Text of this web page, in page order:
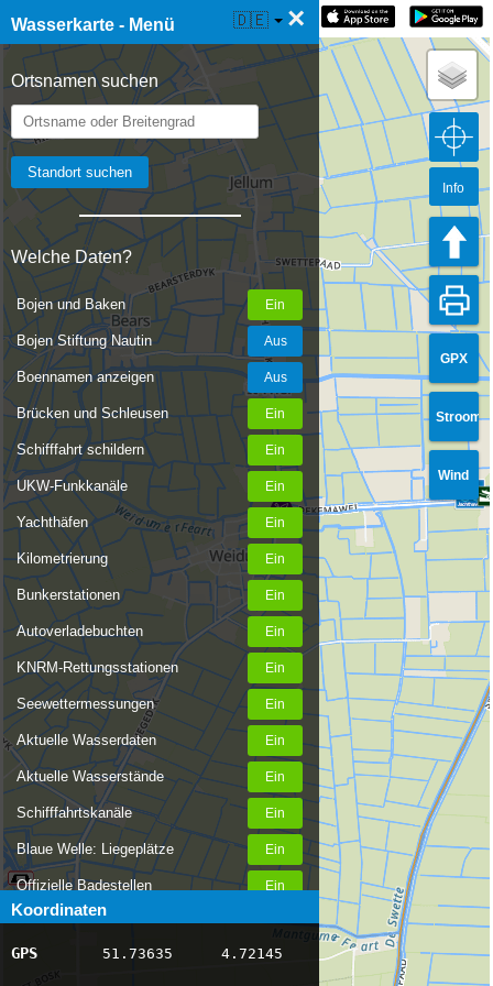
Wasserkarte - Menü ×
Ortsnamen suchen
Welche Daten?
Bojen und Baken
Bojen Stiftung Nautin
Boennamen anzeigen
Brücken und Schleusen
Schifffahrt schildern
UKW-Funkkanäle
Yachthäfen
Kilometrierung
Bunkerstationen
Autoverladebuchten
KNRM-Rettungsstationen
Seewettermessungen
Aktuelle Wasserdaten
Aktuelle Wasserstände
Schifffahrtskanäle
Blaue Welle: Liegeplätze
Offizielle Badestellen
Nachrichten Binnenschifffahrt
AIS-Schiffspositionen
Koordinaten
GPS 51.73635 4.72145
☰ Wasserkarte Live 🇩🇪
GPX
Stroom
Wind
Info